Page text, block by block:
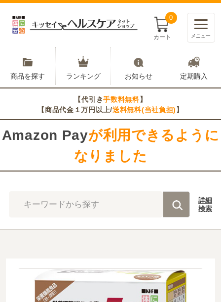
0
カート メニュー
商品を探す ランキング お知らせ 定期購入
【代引き手数料無料】
【商品代金１万円以上/送料無料(当社負担) 】
Amazon Payが利用できるように
なりました
キーワードから探す
詳細
検索